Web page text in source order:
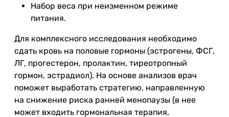
Набор веса при неизменном режиме
питания.
Для комплексного исследования необходимо
сдать кровь на половые гормоны (эстрогены, ФСГ,
ЛГ, прогестерон, пролактин, тиреотропный
гормон, эстрадиол). На основе анализов врач
поможет выработать стратегию, направленную
на снижение риска ранней менопаузы (в нее
может входить гормональная терапия,